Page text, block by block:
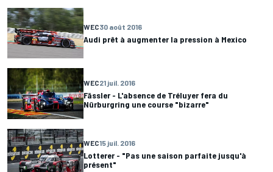
WEC30 août 2016
Audi prêt à augmenter la pression à Mexico
WEC21 juil. 2016
Fässler - L'absence de Tréluyer fera du
Nürburgring une course "bizarre"
WEC15 juil. 2016
Lotterer - "Pas une saison parfaite jusqu'à
présent"